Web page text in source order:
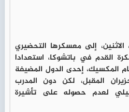
إلى معسكرها التحضيري
القدم في باتشوكا، استعدادا
المكسيك، إحدى الدول المضيفة
في 11 حزيران المقبل، لكن دون المدرب
لعدم حصوله على تأشيرة